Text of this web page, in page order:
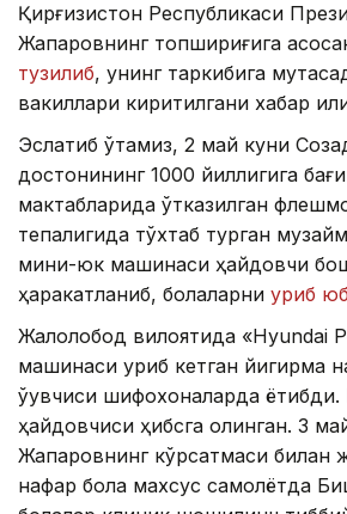
Қирғизистон Республикаси
Жапаровнинг топшириғига
тузилиб, унинг таркибига
вакиллари киритилгани хабар
Эслатиб ўтамиз, 2 май куни
достонининг 1000 йиллигига
мактабларида ўтказилган
тепалигида тўхтаб турган
мини-юк машинаси ҳайдовчи
ҳаракатланиб, болаларни уриб
Жалолобод вилоятида «Hyundai
машинаси уриб кетган йигирма
ўқувчиси шифохоналарда
ҳайдовчиси ҳибсга олинган. 3
Жапаровнинг кўрсатмаси билан
нафар бола махсус самолётда